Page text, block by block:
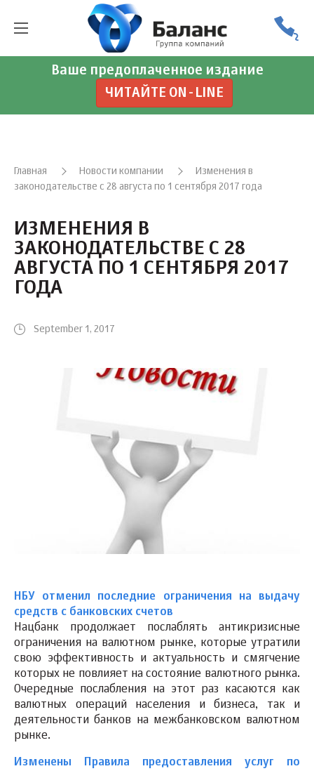
Ваше предоплаченное издание
ЧИТАЙТЕ ON-LINE
Главная Новости компании
Изменения в
законодательстве с 28 августа по 1 сентября 2017 года
ИЗМЕНЕНИЯ В
ЗАКОНОДАТЕЛЬСТВЕ С 28
АВГУСТА ПО 1 СЕНТЯБРЯ 2017
ГОДА
September 1, 2017
НБУ отменил последние ограничения на выдачу
средств с банковских счетов
Нацбанк продолжает послаблять антикризисные
ограничения на валютном рынке, которые утратили
свою эффективность и актуальность и смягчение
которых не повлияет на состояние валютного рынка.
Очередные послабления на этот раз касаются как
валютных операций населения и бизнеса, так и
деятельности банков на межбанковском валютном
рынке.
Изменены Правила предоставления услуг по